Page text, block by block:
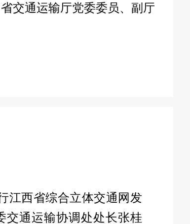
交通运输厅党委委员、副厅
江西省综合立体交通网发
交通运输协调处处长张桂